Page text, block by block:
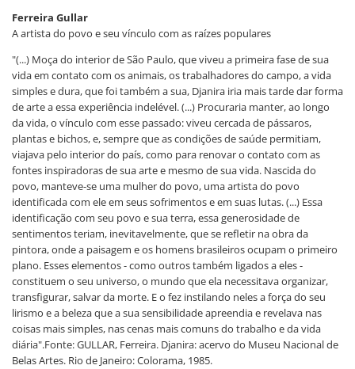
Ferreira Gullar
A artista do povo e seu vínculo com as raízes populares
"(...) Moça do interior de São Paulo, que viveu a primeira fase de sua
vida em contato com os animais, os trabalhadores do campo, a vida
simples e dura, que foi também a sua, Djanira iria mais tarde dar forma
de arte a essa experiência indelével. (...) Procuraria manter, ao longo
da vida, o vínculo com esse passado: viveu cercada de pássaros,
plantas e bichos, e, sempre que as condições de saúde permitiam,
viajava pelo interior do país, como para renovar o contato com as
fontes inspiradoras de sua arte e mesmo de sua vida. Nascida do
povo, manteve-se uma mulher do povo, uma artista do povo
identificada com ele em seus sofrimentos e em suas lutas. (...) Essa
identificação com seu povo e sua terra, essa generosidade de
sentimentos teriam, inevitavelmente, que se refletir na obra da
pintora, onde a paisagem e os homens brasileiros ocupam o primeiro
plano. Esses elementos - como outros também ligados a eles -
constituem o seu universo, o mundo que ela necessitava organizar,
transfigurar, salvar da morte. E o fez instilando neles a força do seu
lirismo e a beleza que a sua sensibilidade apreendia e revelava nas
coisas mais simples, nas cenas mais comuns do trabalho e da vida
diária".Fonte: GULLAR, Ferreira. Djanira: acervo do Museu Nacional de
Belas Artes. Rio de Janeiro: Colorama, 1985.